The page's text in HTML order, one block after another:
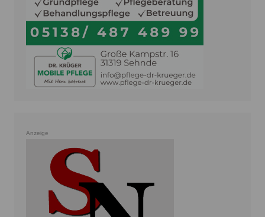
Anzeige